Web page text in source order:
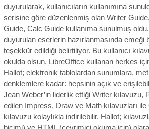
duyurularak, kullanıcıların kullanımına
serisine göre düzenlenmiş olan Writer
Guide, Calc Guide kullanıma sunulmuş
duyurulan eserlerin hazırlanmasında
teşekkür edildiği belirtiliyor. Bu kullanıcı
okulda olsun, LibreOffice kullanan herkes
Hallot; elektronik tablolardan sunumlara,
denklemlere kadar: hepsinin açık ve
Jean Weber’in liderlik ettiği Writer kılavuzu,
edilen Impress, Draw ve Math kılavuzları ile
kılavuzu kolaylıkla indirilebilir. Hallot;